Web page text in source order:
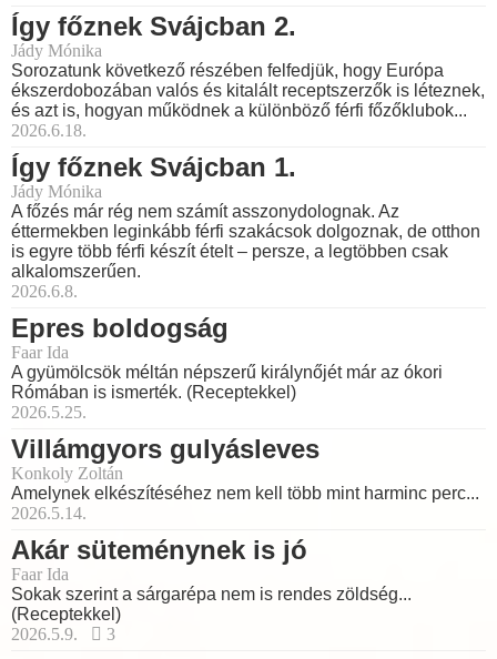
Így főznek Svájcban 2.
Jády Mónika
Sorozatunk következő részében felfedjük, hogy Európa
ékszerdobozában valós és kitalált receptszerzők is léteznek,
és azt is, hogyan működnek a különböző férfi főzőklubok...
2026.6.18.
Így főznek Svájcban 1.
Jády Mónika
A főzés már rég nem számít asszonydolognak. Az
éttermekben leginkább férfi szakácsok dolgoznak, de otthon
is egyre több férfi készít ételt – persze, a legtöbben csak
alkalomszerűen.
2026.6.8.
Epres boldogság
Faar Ida
A gyümölcsök méltán népszerű királynőjét már az ókori
Rómában is ismerték. (Receptekkel)
2026.5.25.
Villámgyors gulyásleves
Konkoly Zoltán
Amelynek elkészítéséhez nem kell több mint harminc perc...
2026.5.14.
Akár süteménynek is jó
Faar Ida
Sokak szerint a sárgarépa nem is rendes zöldség...
(Receptekkel)
2026.5.9.
3